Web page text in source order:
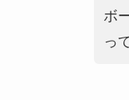
ボ
っ